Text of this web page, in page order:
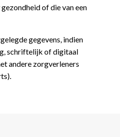
of die van een
gegevens, indien
schriftelijk of digitaal
andere zorgverleners